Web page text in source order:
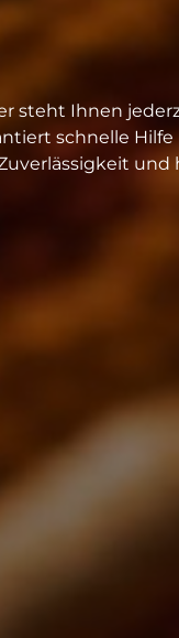
steht Ihnen
schnelle Hilfe